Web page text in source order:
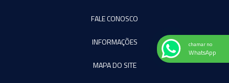
FALE CONOSCO
INFORMAÇÕES
MAPA DO SITE
chamar no
WhatsApp